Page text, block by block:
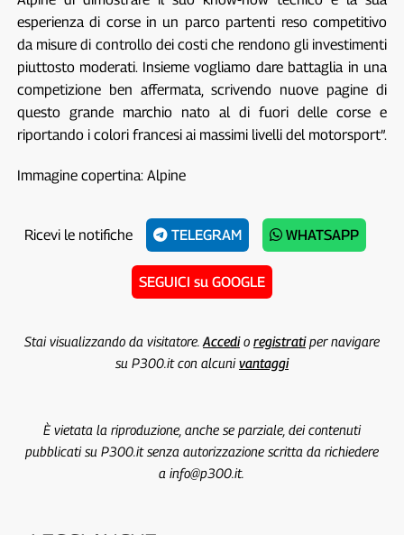
esperienza di corse in un parco partenti reso competitivo
da misure di controllo dei costi che rendono gli investimenti
piuttosto moderati. Insieme vogliamo dare battaglia in una
competizione ben affermata, scrivendo nuove pagine di
questo grande marchio nato al di fuori delle corse e
riportando i colori francesi ai massimi livelli del motorsport”.
Immagine copertina: Alpine
Ricevi le notifiche TELEGRAM WHATSAPP
SEGUICI su GOOGLE
Stai visualizzando da visitatore. Accedio registratiper navigare
su P300.it con alcunivantaggi
È vietata la riproduzione, anche se parziale, dei contenuti
pubblicati su P300.it senza autorizzazione scritta da richiedere
a info@p300.it.